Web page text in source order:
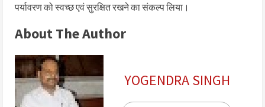
पर्यावरण को स्वच्छ एवं सुरक्षित रखने का संकल्प लिया।
About The Author
YOGENDRA SINGH